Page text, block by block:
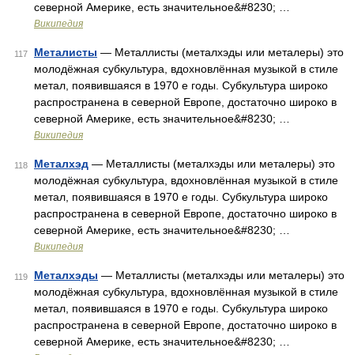
северной Америке, есть значительное&#8230; …
Википедия
117 Металисты — Металлисты (металхэды или металеры) это
молодёжная субкультура, вдохновлённая музыкой в стиле
метал, появившаяся в 1970 е годы. Субкультура широко
распространена в северной Европе, достаточно широко в
северной Америке, есть значительное&#8230; …
Википедия
118 Металхэд — Металлисты (металхэды или металеры) это
молодёжная субкультура, вдохновлённая музыкой в стиле
метал, появившаяся в 1970 е годы. Субкультура широко
распространена в северной Европе, достаточно широко в
северной Америке, есть значительное&#8230; …
Википедия
119 Металхэды — Металлисты (металхэды или металеры) это
молодёжная субкультура, вдохновлённая музыкой в стиле
метал, появившаяся в 1970 е годы. Субкультура широко
распространена в северной Европе, достаточно широко в
северной Америке, есть значительное&#8230; …